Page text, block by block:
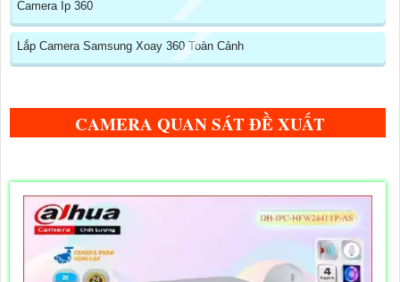
Camera Ip 360
Lắp Camera Samsung Xoay 360 Toàn Cảnh
CAMERA QUAN SÁT ĐỀ XUẤT